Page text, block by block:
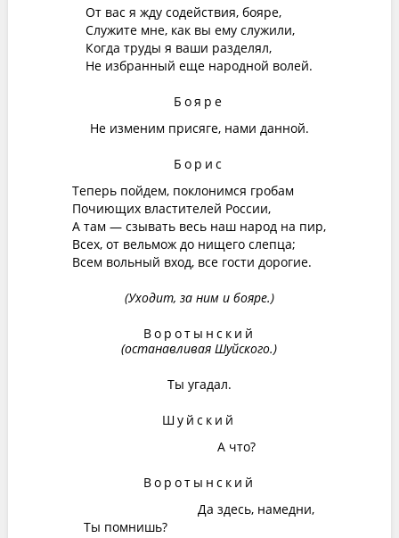
От вас я жду содействия, бояре,
Служите мне, как вы ему служили,
Когда труды я ваши разделял,
Не избранный еще народной волей.
Бояре
Не изменим присяге, нами данной.
Борис
Теперь пойдем, поклонимся гробам
Почиющих властителей России,
А там — сзывать весь наш народ на пир,
Всех, от вельмож до нищего слепца;
Всем вольный вход, все гости дорогие.
(Уходит, за ним и бояре.)
Воротынский
(останавливая Шуйского.)
Ты угадал.
Шуйский
А что?
Воротынский
Да здесь, намедни,
Ты помнишь?